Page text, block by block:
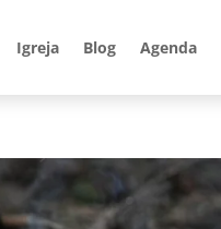
Igreja Blog Agenda